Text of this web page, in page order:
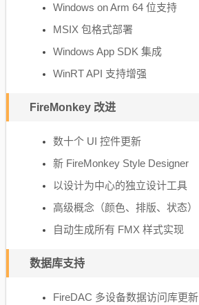
Windows on Arm 64 位支持
MSIX 包格式部署
Windows App SDK 集成
WinRT API 支持增强
FireMonkey 改进
数十个 UI 控件更新
新 FireMonkey Style Designer
以设计为中心的独立设计工具
高级概念（颜色、排版、状态）
自动生成所有 FMX 样式实现
数据库支持
FireDAC 多设备数据访问库更新